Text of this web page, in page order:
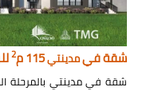
شقة فيمدينتي115 م 2
شقة في مدينتي بالمرحلة